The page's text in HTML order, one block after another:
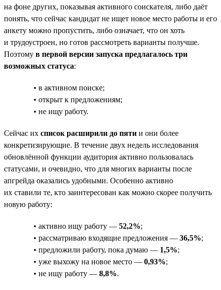
на фоне других, показывая активного соискателя, либо даёт
понять, что сейчас кандидат не ищет новое место работы и его
анкету можно пропустить, либо означает, что он хоть
и трудоустроен, но готов рассмотреть варианты получше.
Поэтому в первой версии запуска предлагалось три
возможных статуса:
• в активном поиске;
• открыт к предложениям;
• не ищу работу.
Сейчас их список расширили до пяти и они более
конкретизирующие. В течение двух недель исследования
обновлённой функции аудитория активно пользовалась
статусами, и очевидно, что для многих варианты после
апгрейда оказались удобными. Особенно активно
их ставили те, кто заинтересован как можно скорее получить
новую работу:
• активно ищу работу — 52,2%;
• рассматриваю входящие предложения — 36,5%;
• предложили работу, пока думаю — 1,5%;
• уже выхожу на новое место — 0,93%;
• не ищу работу — 8,8%.